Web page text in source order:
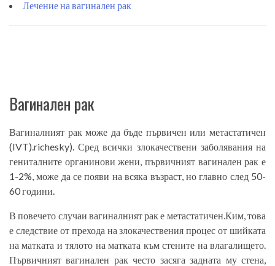
Лечение на вагинален рак
Вагинален рак
Вагиналният рак може да бъде първичен или метастатичен
(IVT).­richesky). Сред всички злокачествени заболявания на
гениталните органи­нови жени, първичният вагинален рак е
1-2%, може да се появи на всяка възраст, но главно след 50-
60 години.
В повечето случаи вагиналният рак е метастатичен.­Ким, това
е следствие от прехода на злокачествения процес от шийката
на матката и тялото на матката към стените на влагалището.
Първичният вагинален рак често засяга задната му стена,